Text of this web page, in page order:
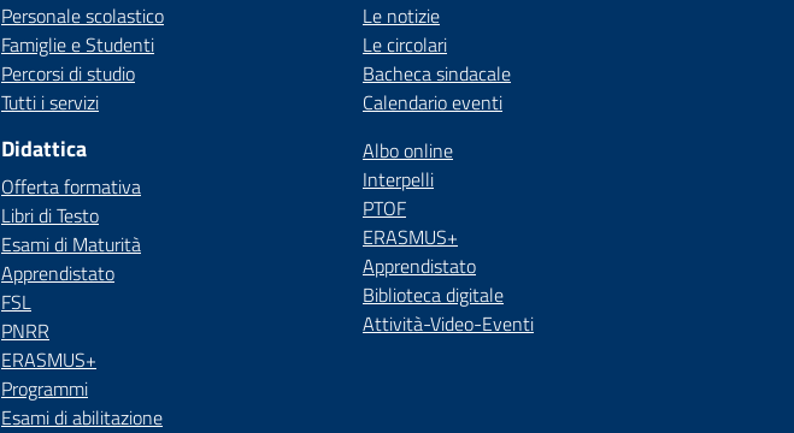
Personale scolastico
Famiglie e Studenti
Percorsi di studio
Tutti i servizi
Didattica
Offerta formativa
Libri di Testo
Esami di Maturità
Apprendistato
FSL
PNRR
ERASMUS+
Programmi
Esami di abilitazione
Le notizie
Le circolari
Bacheca sindacale
Calendario eventi
Albo online
Interpelli
PTOF
ERASMUS+
Apprendistato
Biblioteca digitale
Attività-Video-Eventi